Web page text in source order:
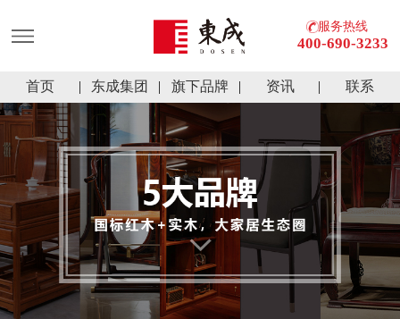
服务热线
400-690-3233
首页 东成集团 旗下品牌 资讯 联系